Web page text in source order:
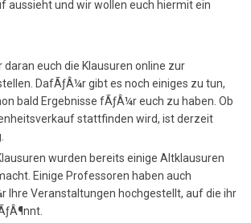
aussieht und wir wollen euch hiermit ein
daran euch die Klausuren online zur
DafÃƒÂ¼r gibt es noch einiges zu tun,
bald Ergebnisse fÃƒÂ¼r euch zu haben. Ob
stattfinden wird, ist derzeit
wurden bereits einige Altklausuren
Einige Professoren haben auch
Ihre Veranstaltungen hochgestellt, auf die ihr